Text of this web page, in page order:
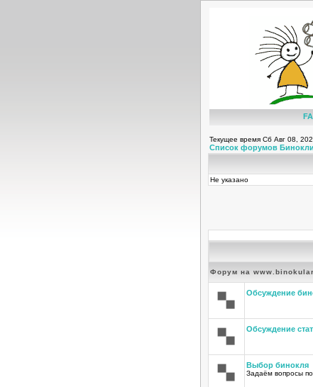
Текущее время Сб Авг 08,
Список форумов
Не указано
Форум на
Обсуждение
Обсуждение
Выбор бинокля
Задаём вопросы